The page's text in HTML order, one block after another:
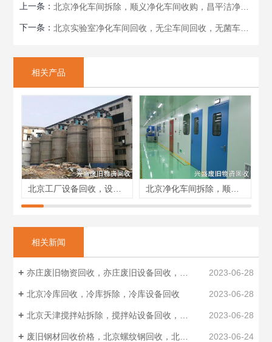
上一条：
下一条：
相关产品
北京工厂设备回收，设备回收电话，设备回收商家
相关新闻
亦庄废旧物资回收，亦庄废旧设备回收，报废设备回收 2023-06-28
北京冷库回收，冷库拆除，冷库设备回收 2023-06-28
北京天津搅拌站拆除，搅拌站设备回收，拌合站设备回收 2023-06-28
废旧钢材回收价格，北京螺纹钢回收，北京钢管回收厂家 2023-06-24